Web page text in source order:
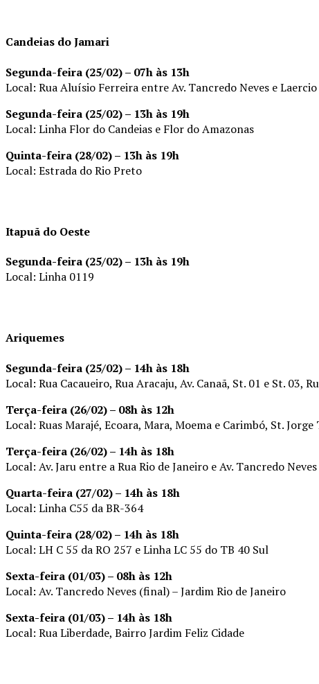
Candeias do Jamari
Segunda-feira (25/02) – 07h às 13h
Local: Rua Aluísio Ferreira entre Av. Tancredo Neves e
Segunda-feira (25/02) – 13h às 19h
Local: Linha Flor do Candeias e Flor do Amazonas
Quinta-feira (28/02) – 13h às 19h
Local: Estrada do Rio Preto
Itapuã do Oeste
Segunda-feira (25/02) – 13h às 19h
Local: Linha 0119
Ariquemes
Segunda-feira (25/02) – 14h às 18h
Local: Rua Cacaueiro, Rua Aracaju, Av. Canaã, St. 01 e St. 03,
Terça-feira (26/02) – 08h às 12h
Local: Ruas Marajé, Ecoara, Mara, Moema e Carimbó, St. Jorge
Terça-feira (26/02) – 14h às 18h
Local: Av. Jaru entre a Rua Rio de Janeiro e Av. Tancredo Neves
Quarta-feira (27/02) – 14h às 18h
Local: Linha C55 da BR-364
Quinta-feira (28/02) – 14h às 18h
Local: LH C 55 da RO 257 e Linha LC 55 do TB 40 Sul
Sexta-feira (01/03) – 08h às 12h
Local: Av. Tancredo Neves (final) – Jardim Rio de Janeiro
Sexta-feira (01/03) – 14h às 18h
Local: Rua Liberdade, Bairro Jardim Feliz Cidade